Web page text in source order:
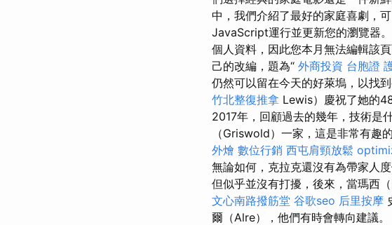
中，我們介紹了最好的家庭喜劇，
JavaScript運行並更新您的瀏覽器。
個人資料，因此您本月無法編輯該頁
己的改編，題為“ 外商投資 台胞證
仍然可以留在今天的好萊塢，以找
竹北整復推拿 Lewis）慶祝了她的
2017年，回顧過去的幾年，技術是
（Griswold）一家，這是非常有趣
外燴 數位行銷 西屯肩頸放鬆
無論如何，克拉克還沒有為帶家人
但似乎並沒有打擾，後來，當瑪西
文心南路撥筋堂 谷歌seo 后里按摩
爾（Alre），他們有時會轉向建議。